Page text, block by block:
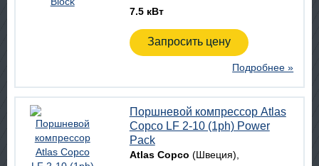
7.5 кВт
Запросить цену
Подробнее »
Поршневой компрессор Atlas
Copco LF 2-10 (1ph) Power
Pack
Atlas Copco (Швеция)